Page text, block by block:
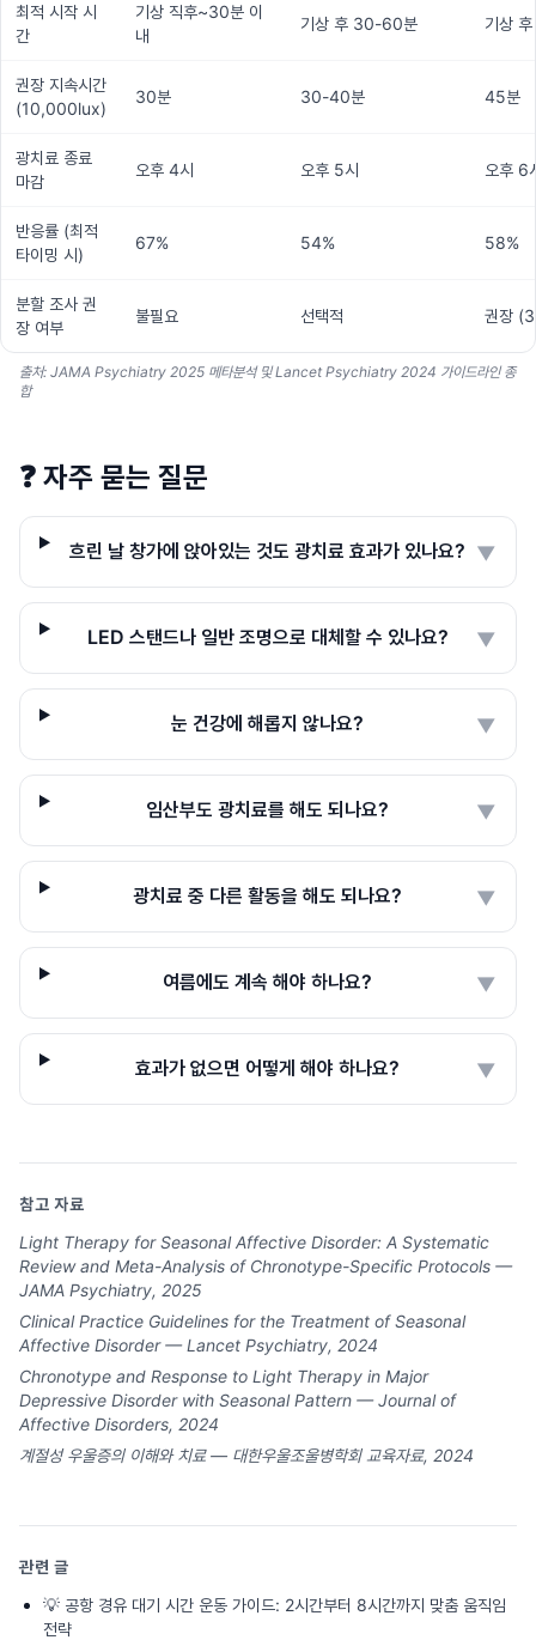
최적 시작 시
간
기상 직후~30분 이
내
기상 후 30-60분 기상
권장 지속시간
(10,000lux)
30분 30-40분 45분
광치료 종료
마감
오후 4시 오후 5시 오후 6
반응률 (최적
타이밍 시)
67% 54% 58%
분할 조사 권
장 여부
불필요 선택적 권장
출처: JAMA Psychiatry 2025 메타분석 및 Lancet Psychiatry 2024 가이드라인 종
합
❓ 자주 묻는 질문
흐린 날 창가에 앉아있는 것도 광치료 효과가 있나요? ▼
LED 스탠드나 일반 조명으로 대체할 수 있나요? ▼
눈 건강에 해롭지 않나요? ▼
임산부도 광치료를 해도 되나요? ▼
광치료 중 다른 활동을 해도 되나요? ▼
여름에도 계속 해야 하나요? ▼
효과가 없으면 어떻게 해야 하나요? ▼
참고 자료
Light Therapy for Seasonal Affective Disorder: A Systematic
Review and Meta-Analysis of Chronotype-Specific Protocols —
JAMA Psychiatry, 2025
Clinical Practice Guidelines for the Treatment of Seasonal
Affective Disorder — Lancet Psychiatry, 2024
Chronotype and Response to Light Therapy in Major
Depressive Disorder with Seasonal Pattern — Journal of
Affective Disorders, 2024
계절성 우울증의 이해와 치료 — 대한우울조울병학회 교육자료, 2024
관련 글
💡 공항 경유 대기 시간 운동 가이드: 2시간부터 8시간까지 맞춤 움직임
전략